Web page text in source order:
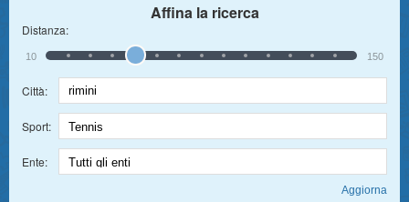
Affina la ricerca
Distanza:
10 150
Città:
Sport:
Ente: